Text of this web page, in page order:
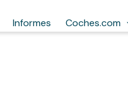
Informes Coches.com